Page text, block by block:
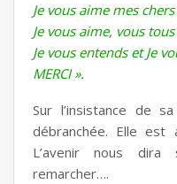
Je vous aime mes
Je vous aime, vous
Je vous entends et Je
MERCI ».
Sur l’insistance de
débranchée. Elle est
L’avenir nous
remarcher….